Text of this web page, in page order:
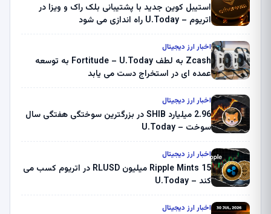
استیبل کوین جدید با پشتیبانی بلک راک و ویزا در
اتریوم – U.Today راه اندازی می شود
اخبار ارز دیجیتال
Zcash به لطف Fortitude – U.Today به توسعه
عمده ای در استخراج دست می یابد
اخبار ارز دیجیتال
2.96 میلیارد SHIB در بزرگترین سوختگی هفتگی سال
سوخت – U.Today
اخبار ارز دیجیتال
Ripple Mints 15 میلیون RLUSD در اتریوم کسب می
کند – U.Today
اخبار ارز دیجیتال